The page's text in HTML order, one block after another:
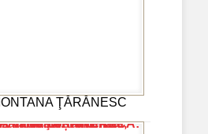
ŢĂRĂNESC